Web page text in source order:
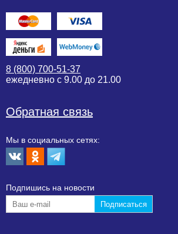
8 (800) 700-51-37
ежедневно с 9.00 до 21.00
Обратная связь
Мы в социальных сетях:
Подпишиcь на новости